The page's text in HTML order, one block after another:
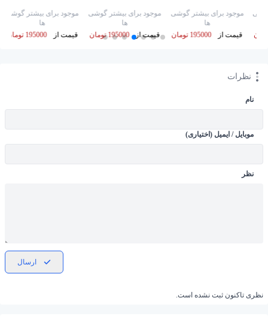
موجود برای بیشتر گوشی
ها
قیمت از
195000 تومان
موجود برای بیشتر گوشی
ها
قیمت از
195000 تومان
موجود برای بیشتر گوشی
ها
قیمت از
195000 تومان
نظرات
نام
موبایل / ایمیل (اختیاری)
نظر
ارسال
نظری تاکنون ثبت نشده است.